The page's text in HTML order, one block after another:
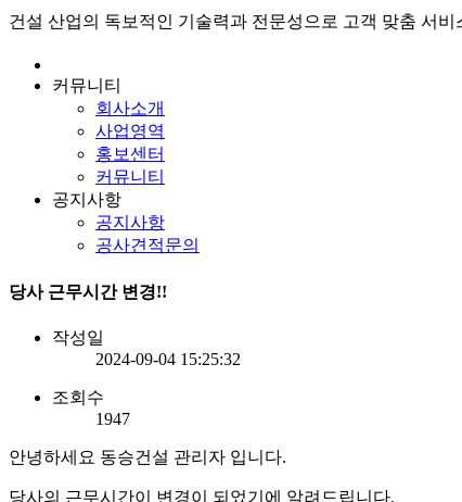
건설 산업의 독보적인 기술력과 전문성으로 고객 맞춤 서비
커뮤니티
회사소개
사업영역
홍보센터
커뮤니티
공지사항
공지사항
공사견적문의
당사 근무시간 변경!!
작성일
2024-09-04 15:25:32
조회수
1947
안녕하세요 동승건설 관리자 입니다.
당사의 근무시간이 변경이 되었기에 알려드립니다.